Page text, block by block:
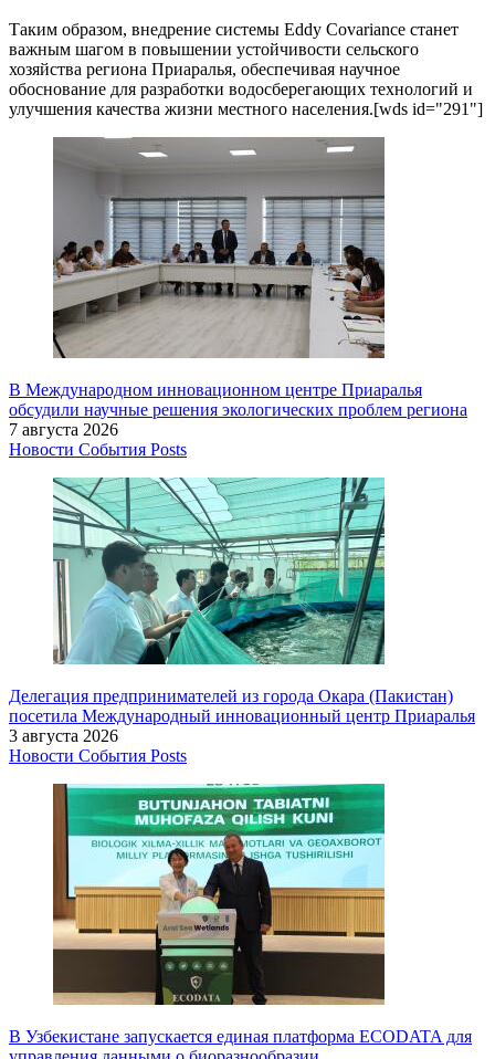
Таким образом, внедрение системы Eddy Covariance станет
важным шагом в повышении устойчивости сельского
хозяйства региона Приаралья, обеспечивая научное
обоснование для разработки водосберегающих технологий и
улучшения качества жизни местного населения.[wds id="291"]
В Международном инновационном центре Приаралья
обсудили научные решения экологических проблем региона
7 августа 2026
Новости События Posts
Делегация предпринимателей из города Окара (Пакистан)
посетила Международный инновационный центр Приаралья
3 августа 2026
Новости События Posts
В Узбекистане запускается единая платформа ECODATA для